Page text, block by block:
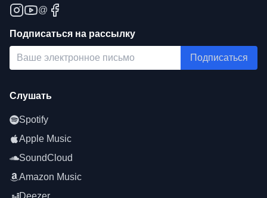
@
Подписаться на рассылку
Подписаться
Слушать
Spotify
Apple Music
SoundCloud
Amazon Music
Deezer